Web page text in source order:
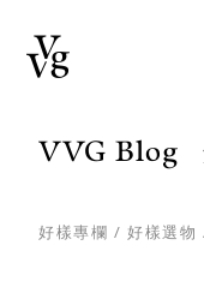
VVG Blog
好樣專欄 / 好樣選物